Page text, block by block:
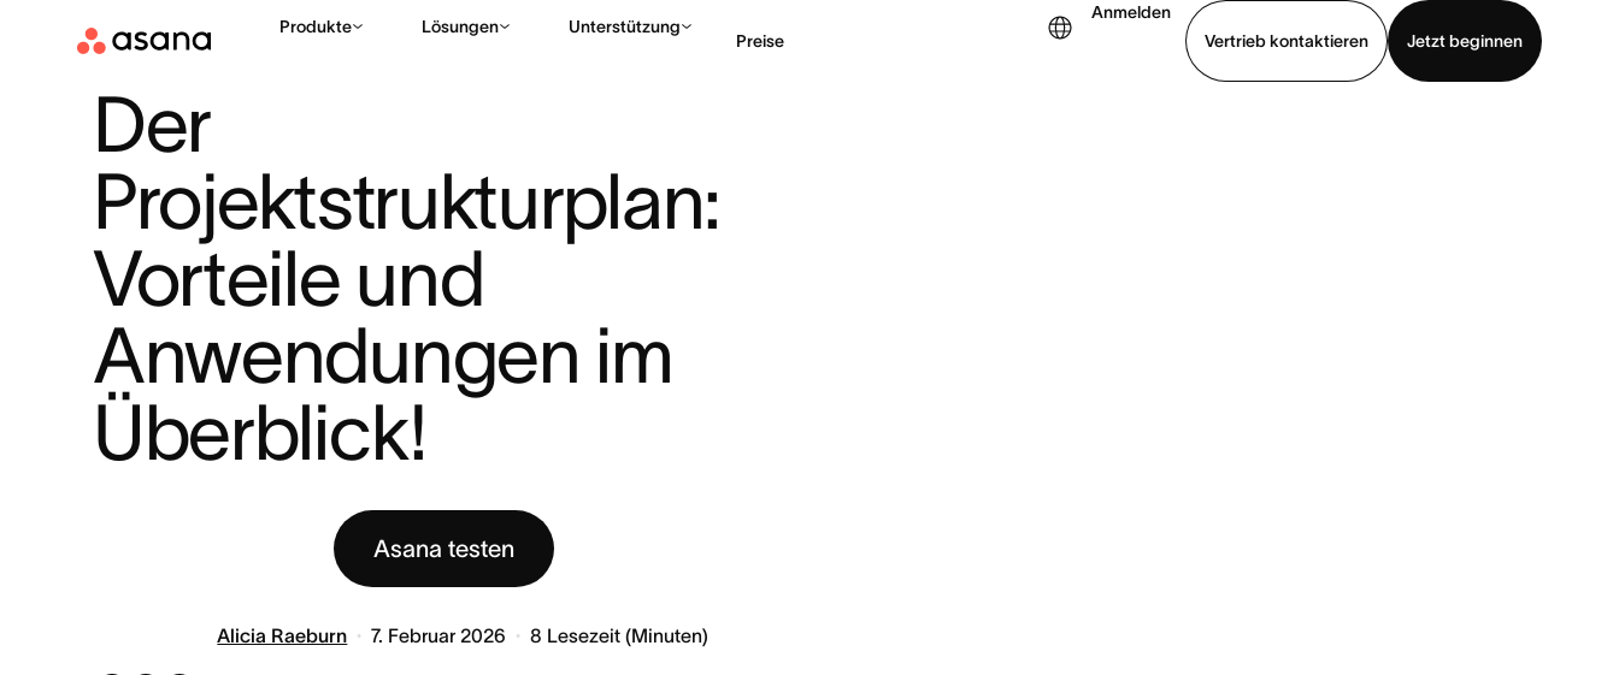
Produkte Lösungen Unterstützung
Preise
Anmelden
Vertrieb kontaktieren
Jetzt beginnen
Der
Projektstrukturplan:
Vorteile und
Anwendungen im
Überblick!
Asana testen
Alicia Raeburn 7. Februar 2026 8 Lesezeit (Minuten)